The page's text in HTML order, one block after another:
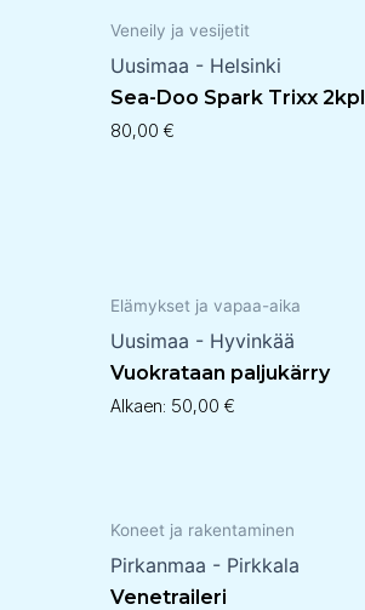
Veneily ja vesijetit
Uusimaa - Helsinki
Sea-Doo Spark Trixx 2kpl
80,00€
Elämykset ja vapaa-aika
Uusimaa - Hyvinkää
Vuokrataan paljukärry
Alkaen: 50,00€
Koneet ja rakentaminen
Pirkanmaa - Pirkkala
Venetraileri